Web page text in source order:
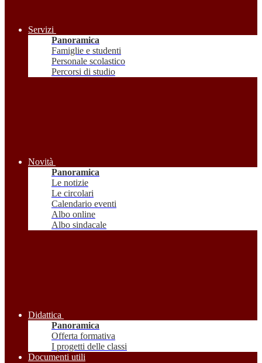
Servizi
Panoramica
Famiglie e studenti
Personale scolastico
Percorsi di studio
Novità
Panoramica
Le notizie
Le circolari
Calendario eventi
Albo online
Albo sindacale
Didattica
Panoramica
Offerta formativa
I progetti delle classi
Documenti utili